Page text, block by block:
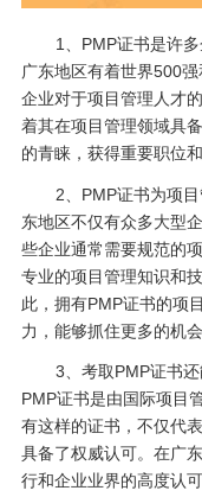
1、PMP证书是许
广东地区有着世界500
企业对于项目管理人才
着其在项目管理领域具
的青睐，获得重要职位
2、PMP证书为项
东地区不仅有众多大型
些企业通常需要规范的
专业的项目管理知识和
此，拥有PMP证书的项
力，能够抓住更多的机会
3、考取PMP证书
PMP证书是由国际项目
有这样的证书，不仅代
具备了权威认可。在广
行和企业业界的高度认